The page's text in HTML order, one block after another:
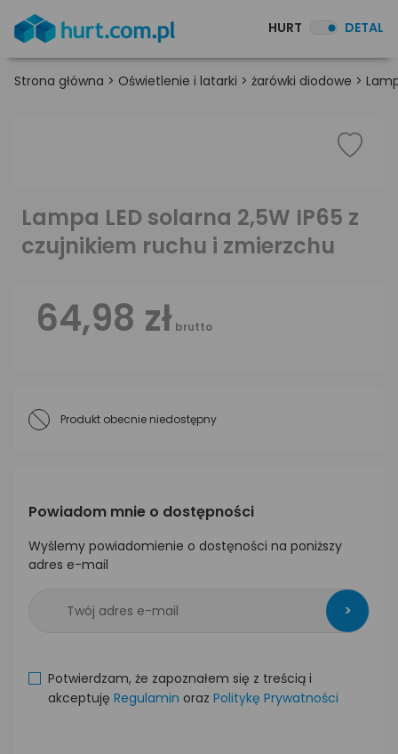
HURT DETAL
Strona główna > Oświetlenie i latarki > żarówki diodowe >
Lampa LED solarna 2,5W IP65 z
czujnikiem ruchu i zmierzchu
64,98 zł brutto
Produkt obecnie niedostępny
Powiadom mnie o dostępności
Wyślemy powiadomienie o dostęności na poniższy
adres e-mail
>
Potwierdzam, że zapoznałem się z treścią i
akceptuję Regulamin oraz Politykę Prywatności